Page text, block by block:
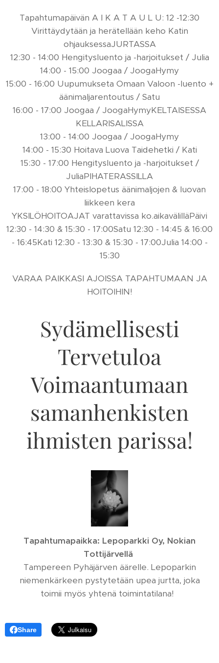
Tapahtumapäivän A I K A T A U L U: 12 -12:30
Virittäydytään ja herätellään keho Katin
ohjauksessaJURTASSA
12:30 - 14:00 Hengitysluento ja -harjoitukset / Julia
14:00 - 15:00 Joogaa / JoogaHymy
15:00 - 16:00 Uupumukseta Omaan Valoon -luento +
äänimaljarentoutus / Satu
16:00 - 17:00 Joogaa / JoogaHymyKELTAISESSA
KELLARISALISSA
13:00 - 14:00 Joogaa / JoogaHymy
14:00 - 15:30 Hoitava Luova Taidehetki / Kati
15:30 - 17:00 Hengitysluento ja -harjoitukset /
JuliaPIHATERASSILLA
17:00 - 18:00 Yhteislopetus äänimaljojen & luovan
liikkeen kera
YKSILÖHOITOAJAT varattavissa ko.aikavälilläPäivi
12:30 - 14:30 & 15:30 - 17:00Satu 12:30 - 14:45 & 16:00
- 16:45Kati 12:30 - 13:30 & 15:30 - 17:00Julia 14:00 -
15:30
VARAA PAIKKASI AJOISSA TAPAHTUMAAN JA
HOITOIHIN!
Sydämellisesti
Tervetuloa
Voimaantumaan
samanhenkisten
ihmisten parissa!
Tapahtumapaikka: Lepoparkki Oy, Nokian
Tottijärvellä
Tampereen Pyhäjärven äärelle. Lepoparkin
niemenkärkeen pystytetään upea jurtta, joka
toimii myös yhtenä toimintatilana!
Share